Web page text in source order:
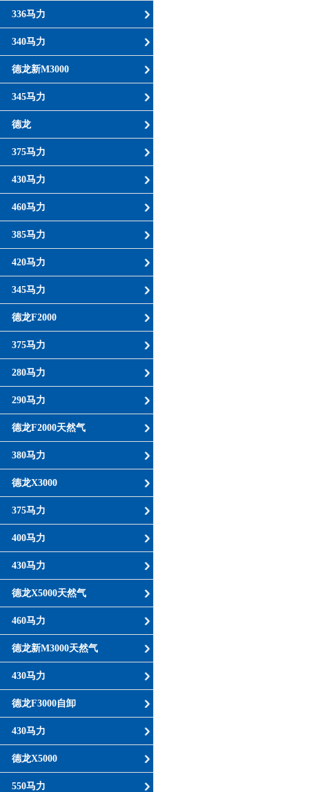
336马力
340马力
德龙新M3000
345马力
德龙
375马力
430马力
460马力
385马力
420马力
345马力
德龙F2000
375马力
280马力
290马力
德龙F2000天然气
380马力
德龙X3000
375马力
400马力
430马力
德龙X5000天然气
460马力
德龙新M3000天然气
430马力
德龙F3000自卸
430马力
德龙X5000
550马力